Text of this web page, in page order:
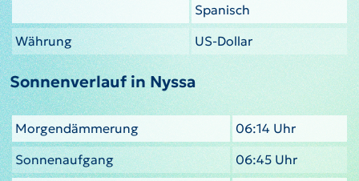
Spanisch
Währung
US-Dollar
Sonnenverlauf in Nyssa
Morgendämmerung
06:14 Uhr
Sonnenaufgang
06:45 Uhr